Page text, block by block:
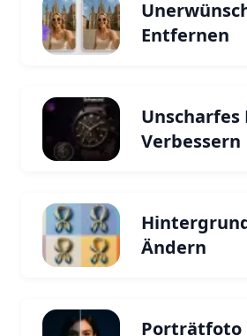
Entfernen
Unscharfes
Verbessern
Ändern
Porträtfoto